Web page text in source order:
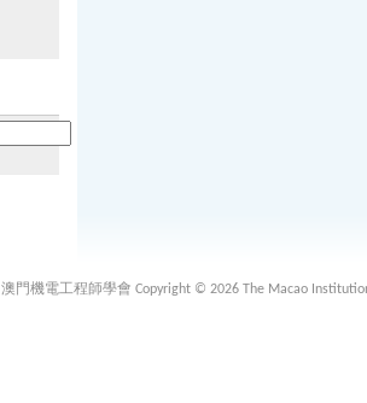
澳門機電工程師學會 Copyright © 2026 The Macao